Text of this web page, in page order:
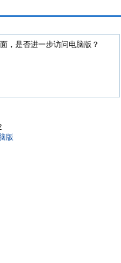
，是否进一步访问电脑版？
版